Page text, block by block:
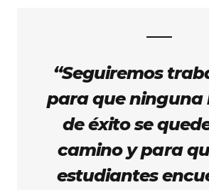
“Seguiremos
para que ninguna
de éxito se
camino y para
estudiantes